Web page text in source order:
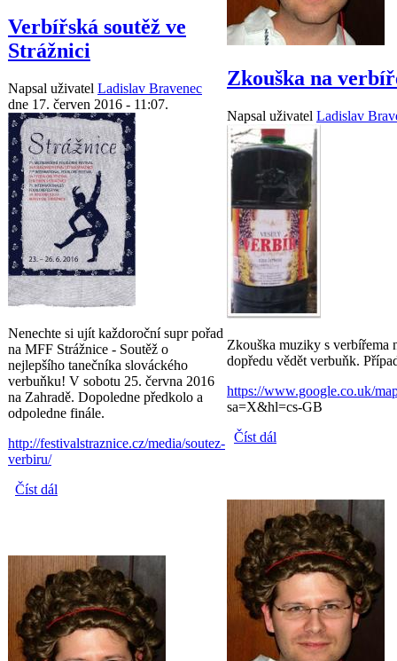
Verbířská soutěž ve
Strážnici
Napsal uživatel Ladislav Bravenec
dne 17. červen 2016 - 11:07.
Nenechte si ujít každoroční supr pořad
na MFF Strážnice - Soutěž o
nejlepšího tanečníka slováckého
verbuňku! V sobotu 25. června 2016
na Zahradě. Dopoledne předkolo a
odpoledne finále.
http://festivalstraznice.cz/media/soutez-
verbiru/
Číst dál
Zkouška na
Napsal uživatel Ladislav
Zkouška muziky s verbířema
dopředu vědět verbuňk.
https://www.google.co.uk/
sa=X&hl=cs-GB
Číst dál